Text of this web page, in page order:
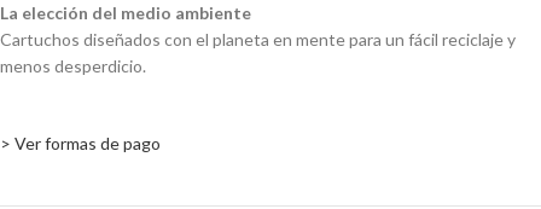
La elección del medio ambiente
Cartuchos diseñados con el planeta en mente para un fácil reciclaje y
menos desperdicio.
> Ver formas de pago